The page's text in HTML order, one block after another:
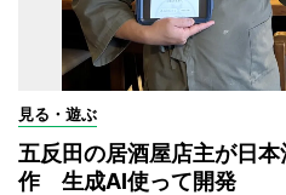
見る・遊ぶ
五反田の居酒屋店主が日
作 生成AI使って開発